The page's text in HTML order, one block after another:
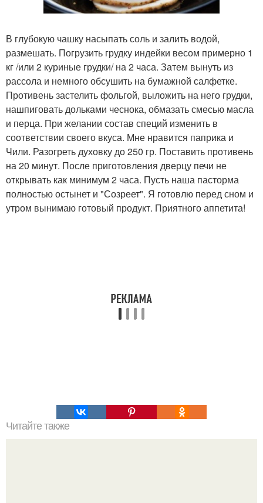
В глубокую чашку насыпать соль и залить водой,
размешать. Погрузить грудку индейки весом примерно 1
кг /или 2 куриные грудки/ на 2 часа. Затем вынуть из
рассола и немного обсушить на бумажной салфетке.
Противень застелить фольгой, выложить на него грудки,
нашпиговать дольками чеснока, обмазать смесью масла
и перца. При желании состав специй изменить в
соответствии своего вкуса. Мне нравится паприка и
Чили. Разогреть духовку до 250 гр. Поставить противень
на 20 минут. После приготовления дверцу печи не
открывать как минимум 2 часа. Пусть наша пасторма
полностью остынет и "Созреет". Я готовлю перед сном и
утром вынимаю готовый продукт. Приятного аппетита!
Читайте также